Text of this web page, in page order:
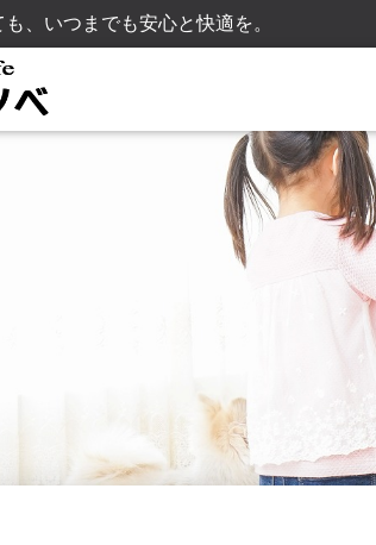
、いつまでも安心と快適を。